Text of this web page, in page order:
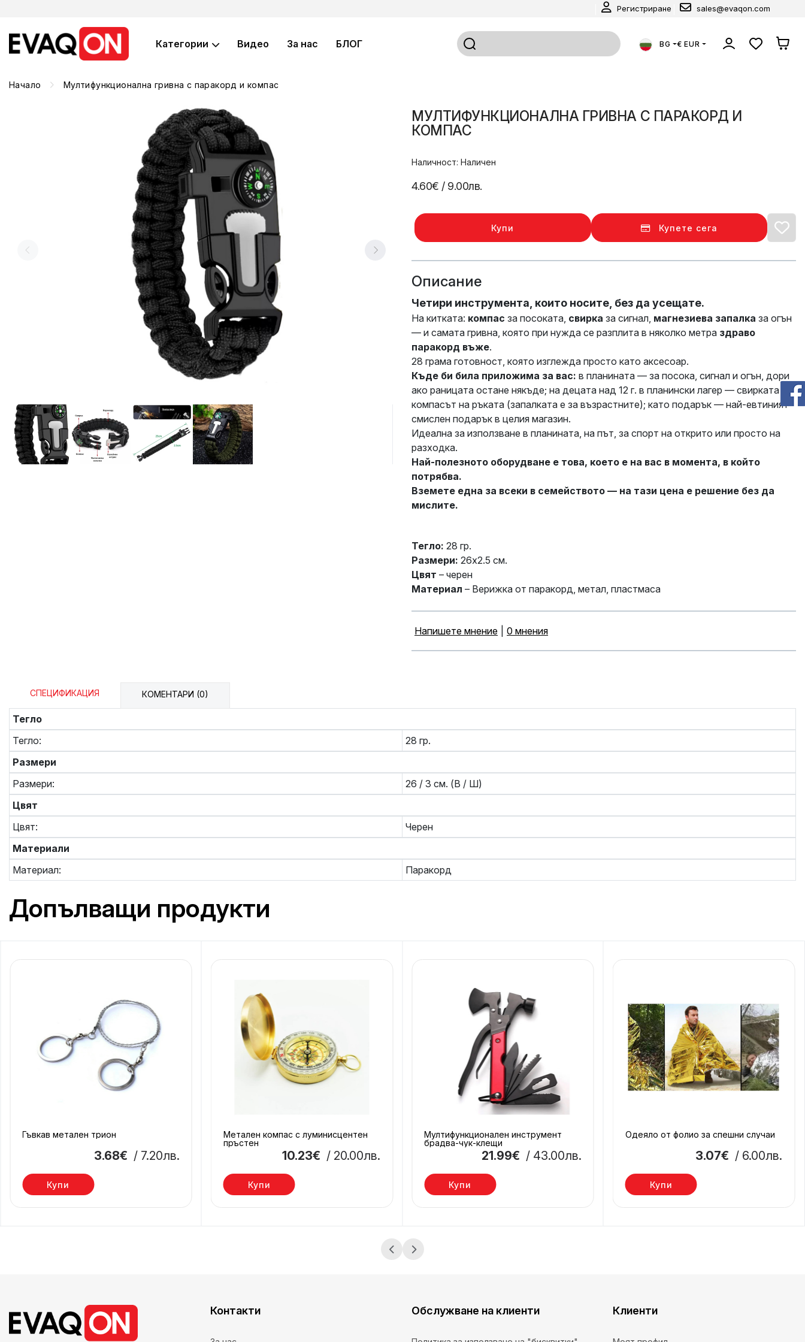
Регистриране sales@evaqon.com
€ EUR
BG
Категории Видео За нас БЛОГ
Начало Мултифункционална гривна с паракорд и компас
МУЛТИФУНКЦИОНАЛНА ГРИВНА С ПАРАКОРД И
КОМПАС
Наличност: Наличен
4.60€ / 9.00лв.
Купи Купете сега
Описание
Четири инструмента, които носите, без да усещате.
На китката: компас за посоката, свирка за сигнал, магнезиева запалка за огън
— и самата гривна, която при нужда се разплита в няколко метра здраво
паракорд въже.
28 грама готовност, която изглежда просто като аксесоар.
Къде би била приложима за вас: в планината — за посока, сигнал и огън, дори
ако раницата остане някъде; на децата над 12 г. в планински лагер — свирката и
компасът на ръката (запалката е за възрастните); като подарък — най-евтиният
смислен подарък в целия магазин.
Идеална за използване в планината, на път, за спорт на открито или просто на
разходка.
Най-полезното оборудване е това, което е на вас в момента, в който
потрябва.
Вземете една за всеки в семейството — на тази цена е решение без да
мислите.
Тегло: 28 гр.
Размери: 26x2.5 см.
Цвят – черен
Материал – Верижка от паракорд, метал, пластмаса
Напишете мнение 0 мнения
СПЕЦИФИКАЦИЯ КОМЕНТАРИ (0)
Тегло
Тегло:
28 гр.
Размери
Размери:
26 / 3 см. (В / Ш)
Цвят
Цвят:
Черен
Материали
Материал:
Паракорд
Допълващи продукти
3.68€ / 7.20лв.
Гъвкав метален трион
Купи
10.23€ / 20.00лв.
Метален компас с луминисцентен
пръстен
Купи
21.99€ / 43.00лв.
Мултифункционален инструмент
брадва-чук-клещи
Купи
3.07€ / 6.00лв.
Одеяло от фолио за спешни случаи
Купи
Контакти Обслужване на клиенти Клиенти